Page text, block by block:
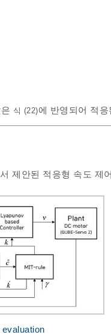
식 (22)에 반영되어 적
제안된 적응형 속도 제